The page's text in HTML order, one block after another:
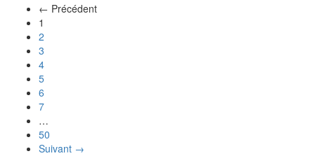
← Précédent
1
2
3
4
5
6
7
…
50
Suivant →